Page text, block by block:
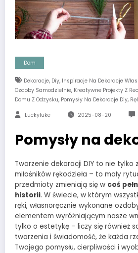
Dom
Dekoracje, Diy, Inspiracje Na Dekoracje
Ozdoby Samodzielnie, Kreatywne Projekty Z
Domu Z Odzysku, Pomysły Na Dekoracje Diy,
Luckyluke 2025-08-20
Pomysły na
Tworzenie dekoracji DIY to nie tylko
miłośników rękodzieła – to mały
przedmioty zmieniają się w coś
historii. W świecie, w którym
ręki, własnoręcznie wykonane
elementem wyróżniającym nasze
tylko o estetykę – liczy się również
tworzenia i świadomość, że każda
Twojego pomysłu, cierpliwości i